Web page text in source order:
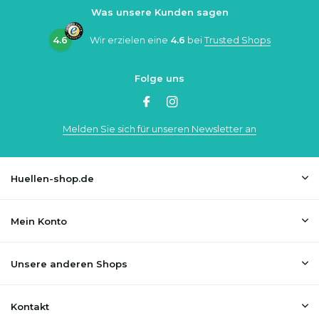
Was unsere Kunden sagen
4.6 Wir erzielen eine 4.6 beiTrusted Shops
Folge uns
Melden Sie sich für unseren Newsletter an
Huellen-shop.de
Mein Konto
Unsere anderen Shops
Kontakt